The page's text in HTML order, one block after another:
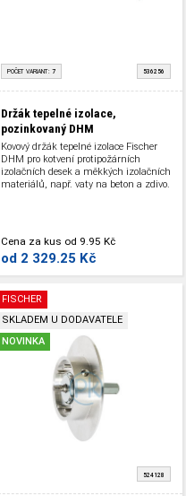
POČET VARIANT: 7 536256
Držák tepelné izolace,
pozinkovaný DHM
Kovový držák tepelné izolace Fischer
DHM pro kotvení protipožárních
izolačních desek a měkkých izolačních
materiálů, např. vaty na beton a zdivo.
Cena za kus od 9.95 Kč
od 2 329.25 Kč
FISCHER
SKLADEM U DODAVATELE
NOVINKA
524128